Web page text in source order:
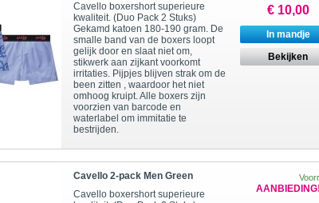
Cavello boxershort superieure
kwaliteit. (Duo Pack 2 Stuks)
Gekamd katoen 180-190 gram. De
smalle band van de boxers loopt
gelijk door en slaat niet om,
stikwerk aan zijkant voorkomt
irritaties. Pijpjes blijven strak om de
been zitten , waardoor het niet
omhoog kruipt. Alle boxers zijn
voorzien van barcode en
waterlabel om immitatie te
bestrijden.
€ 10,00
In mandje
Bekijken
Cavello 2-pack Men Green
Cavello boxershort superieure
AANBIEDING!